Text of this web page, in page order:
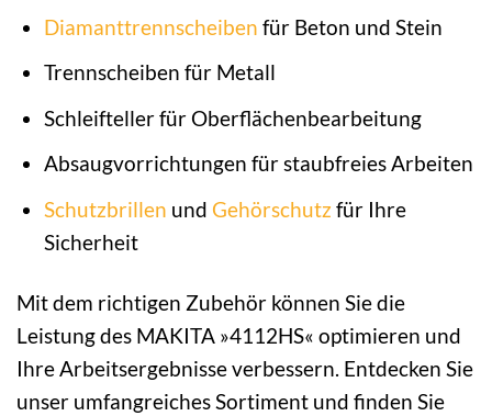
Diamanttrennscheiben für Beton und Stein
Trennscheiben für Metall
Schleifteller für Oberflächenbearbeitung
Absaugvorrichtungen für staubfreies Arbeiten
Schutzbrillen und Gehörschutz für Ihre
Sicherheit
Mit dem richtigen Zubehör können Sie die
Leistung des MAKITA »4112HS« optimieren und
Ihre Arbeitsergebnisse verbessern. Entdecken Sie
unser umfangreiches Sortiment und finden Sie